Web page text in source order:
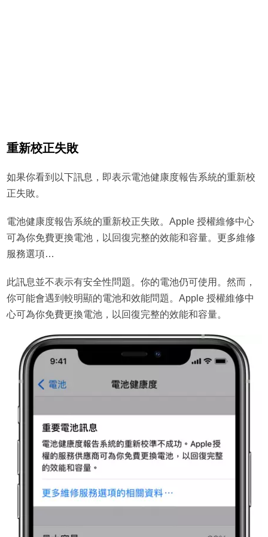
重新校正失敗
如果你看到以下訊息，即表示電池健康度報告系統的重新校
正失敗。
電池健康度報告系統的重新校正失敗。Apple 授權維修中心
可為你免費更換電池，以回復完整的效能和容量。更多維修
服務選項…
此訊息並不表示有安全性問題。你的電池仍可使用。然而，
你可能會遇到較明顯的電池和效能問題。Apple 授權維修中
心可為你免費更換電池，以回復完整的效能和容量。